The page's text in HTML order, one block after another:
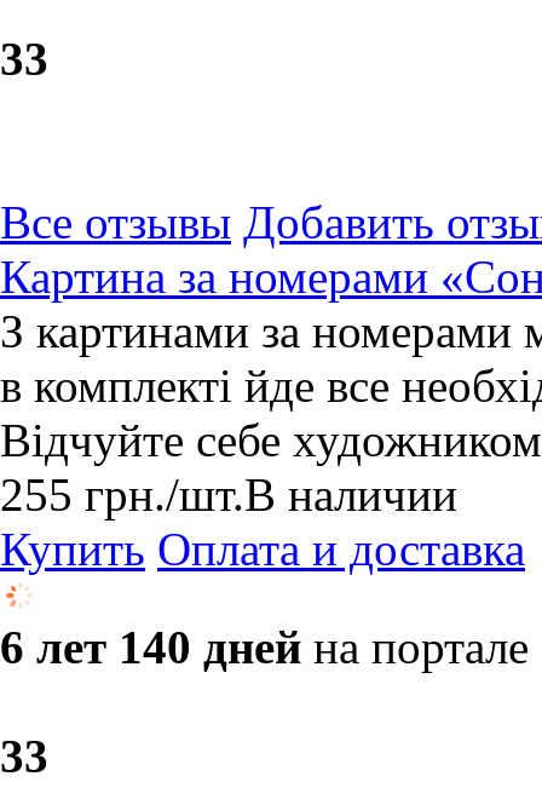
33
Все отзывы Добавить
Картина за номерами
З картинами за номерами
в комплекті йде все
Відчуйте себе
255 грн./шт.В наличии
Купить Оплата и доставка
6 лет 140 дней на портале
33